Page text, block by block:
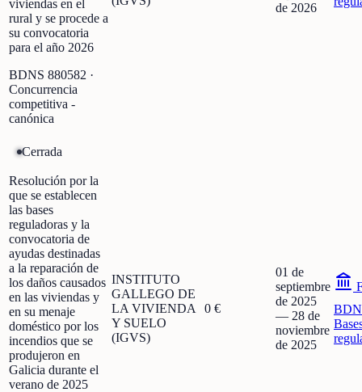
viviendas en el
rural y se procede a
su convocatoria
para el año 2026
BDNS 880582 ·
Concurrencia
competitiva -
canónica
de 2026
Cerrada
Resolución por la
que se establecen
las bases
reguladoras y la
convocatoria de
ayudas destinadas
a la reparación de
los daños causados
en las viviendas y
en su menaje
doméstico por los
incendios que se
produjeron en
Galicia durante el
verano de 2025
INSTITUTO
GALLEGO DE
LA VIVIENDA
Y SUELO
(IGVS)
0 €
01 de
septiembre
de 2025
— 28 de
noviembre
de 2025